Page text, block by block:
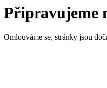
Připravujeme
Omlouváme se, stránky jsou